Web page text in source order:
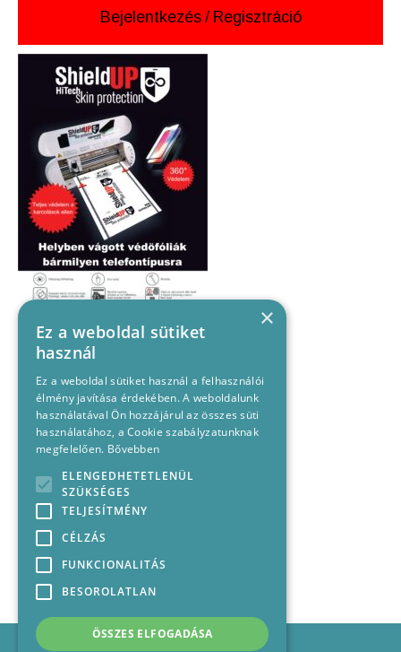
Bejelentkezés / Regisztráció
Impresszum
×
Ez a weboldal sütiket
használ
Ez a weboldal sütiket használ a felhasználói
élmény javítása érdekében. A weboldalunk
használatával Ön hozzájárul az összes süti
használatához, a Cookie szabályzatunknak
megfelelően. Bővebben
ELENGEDHETETLENÜL
SZÜKSÉGES
TELJESÍTMÉNY
CÉLZÁS
FUNKCIONALITÁS
BESOROLATLAN
ÖSSZES ELFOGADÁSA